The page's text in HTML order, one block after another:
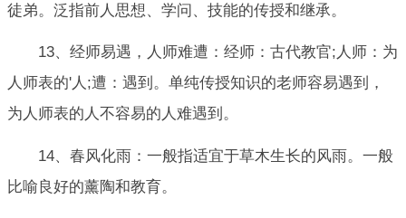
徒弟。泛指前人思想、学问、技能的传授和继承。
13、经师易遇，人师难遭：经师：古代教官;人师：为
人师表的'人;遭：遇到。单纯传授知识的老师容易遇到，
为人师表的人不容易的人难遇到。
14、春风化雨：一般指适宜于草木生长的风雨。一般
比喻良好的薰陶和教育。